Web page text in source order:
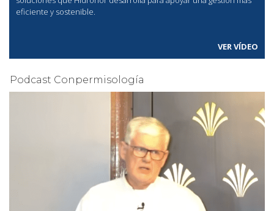
eficiente y sostenible.
VER VÍDEO
Podcast Conpermisología